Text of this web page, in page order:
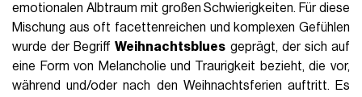
emotionalen Albtraum mit großen Schwierigkeiten. Für diese
Mischung aus oft facettenreichen und komplexen Gefühlen
wurde der BegriffWeihnachtsblues geprägt, der sich auf
eine Form von Melancholie und Traurigkeit bezieht, die vor,
während und/oder nach den Weihnachtsferien auftritt. Es